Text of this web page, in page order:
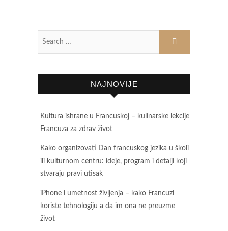
NAJNOVIJE
Kultura ishrane u Francuskoj – kulinarske lekcije
Francuza za zdrav život
Kako organizovati Dan francuskog jezika u školi
ili kulturnom centru: ideje, program i detalji koji
stvaraju pravi utisak
iPhone i umetnost življenja – kako Francuzi
koriste tehnologiju a da im ona ne preuzme
život